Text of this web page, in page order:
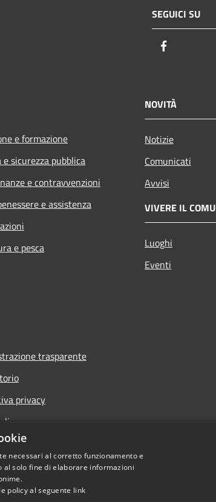
SEGUICI SU
e formazione
e sicurezza pubblica
e contravvenzioni
e assistenza
e pesca
NOVITÀ
Notizie
Comunicati
Avvisi
VIVERE IL
Luoghi
Eventi
trasparente
privacy
di accessibilità
necessari al corretto funzionamento e
al solo fine di elaborare informazioni
policy al seguente link